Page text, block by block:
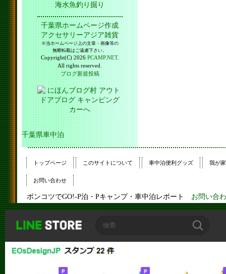
海水魚釣り掘り
千葉県ホームページ作成
アクセサリーアジア雑貨
※当ホームページ上の文章・画像等の
無断転載はご遠慮下さい。
Copyright(C) 2026 PCAMP.NET.
All rights reserved.
ブログ新規投稿
千葉県車中泊
トップページ このサイトについて 車中泊便利グッズ 我が
お問い合わせ
ポンコツでGO!-P泊・Pキャンプ・車中泊レポート お問い合